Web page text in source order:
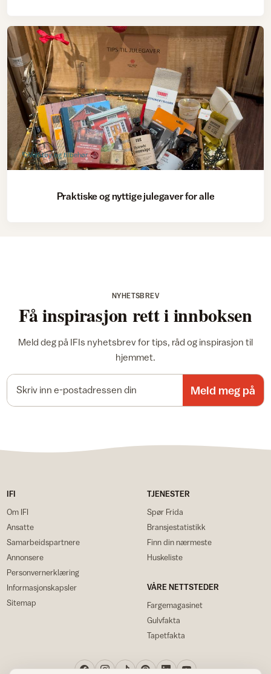
Verktøy og tilbehør
Praktiske og nyttige julegaver for alle
NYHETSBREV
Få inspirasjon rett i innboksen
Meld deg på IFIs nyhetsbrev for tips, råd og inspirasjon til
hjemmet.
Meld meg på
IFI
Om IFI
Ansatte
Samarbeidspartnere
Annonsere
Personvernerklæring
Informasjonskapsler
Sitemap
TJENESTER
Spør Frida
Bransjestatistikk
Finn din nærmeste
Huskeliste
VÅRE NETTSTEDER
Fargemagasinet
Gulvfakta
Tapetfakta